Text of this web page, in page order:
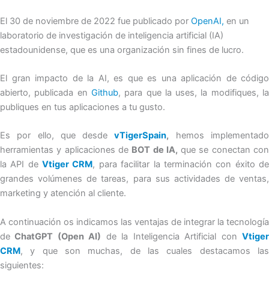
El 30 de noviembre de 2022 fue publicado por OpenAI, en un
laboratorio de investigación de inteligencia artificial (IA)
estadounidense, que es una organización sin fines de lucro.
El gran impacto de la AI, es que es una aplicación de código
abierto, publicada en Github, para que la uses, la modifiques, la
publiques en tus aplicaciones a tu gusto.
Es por ello, que desdevTigerSpain, hemos implementado
herramientas y aplicaciones de BOT de IA, que se conectan con
la API deVtiger CRM, para facilitar la terminación con éxito de
grandes volúmenes de tareas, para sus actividades de ventas,
marketing y atención al cliente.
A continuación os indicamos las ventajas de integrar la tecnología
de ChatGPT (Open AI) de la Inteligencia Artificial conVtiger
CRM, y que son muchas, de las cuales destacamos las
siguientes: